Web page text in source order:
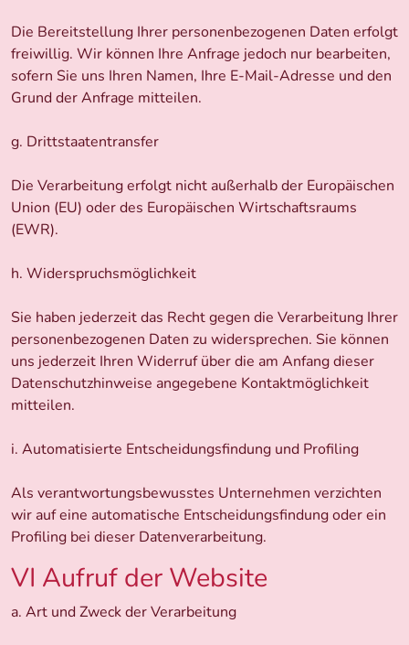
Die Bereitstellung Ihrer personenbezogenen Daten erfolgt
freiwillig. Wir können Ihre Anfrage jedoch nur bearbeiten,
sofern Sie uns Ihren Namen, Ihre E-Mail-Adresse und den
Grund der Anfrage mitteilen.
g. Drittstaatentransfer
Die Verarbeitung erfolgt nicht außerhalb der Europäischen
Union (EU) oder des Europäischen Wirtschaftsraums
(EWR).
h. Widerspruchsmöglichkeit
Sie haben jederzeit das Recht gegen die Verarbeitung Ihrer
personenbezogenen Daten zu widersprechen. Sie können
uns jederzeit Ihren Widerruf über die am Anfang dieser
Datenschutzhinweise angegebene Kontaktmöglichkeit
mitteilen.
i. Automatisierte Entscheidungsfindung und Profiling
Als verantwortungsbewusstes Unternehmen verzichten
wir auf eine automatische Entscheidungsfindung oder ein
Profiling bei dieser Datenverarbeitung.
VI Aufruf der Website
a. Art und Zweck der Verarbeitung